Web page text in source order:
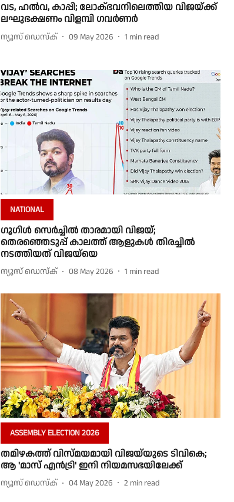
വട, ഹൽവ, കാപ്പി; ലോക്ഭവനിലെത്തിയ വിജയ്ക്ക്
ലഘുഭക്ഷണം വിളമ്പി ഗവർണർ
ന്യൂസ് ഡെസ്ക് 09 May 2026 1 min read
NATIONAL
ഗൂഗിൾ സെർച്ചിൽ താരമായി വിജയ്;
തെരഞ്ഞെടുപ്പ് കാലത്ത് ആളുകൾ തിരച്ചിൽ
നടത്തിയത് വിജയ്‌യെ
ന്യൂസ് ഡെസ്ക് 08 May 2026 1 min read
ASSEMBLY ELECTION 2026
തമിഴകത്ത് വിസ്മയമായി വിജയ്‌യുടെ ടിവികെ;
ആ 'മാസ് എൻട്രി' ഇനി നിയമസഭയിലേക്ക്
ന്യൂസ് ഡെസ്ക് 04 May 2026 2 min read